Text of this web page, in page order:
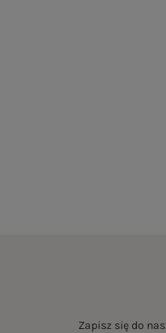
Zapisz się do